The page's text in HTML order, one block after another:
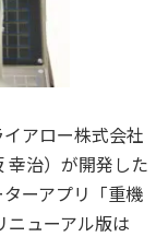
アロー株式会社
幸治）が開発した
ーアプリ「重機
ニューアル版は